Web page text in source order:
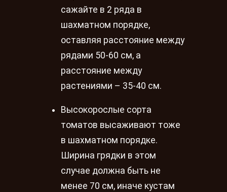
сажайте в 2 ряда в
шахматном порядке,
оставляя расстояние между
рядами 50-60 см, а
расстояние между
растениями – 35-40 см.
Высокорослые сорта
томатов высаживают тоже
в шахматном порядке.
Ширина грядки в этом
случае должна быть не
менее 70 см, иначе кустам